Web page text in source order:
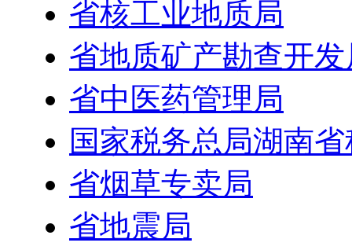
省核工业地质局
省地质矿产勘查开发
省中医药管理局
国家税务总局湖南
省烟草专卖局
省地震局